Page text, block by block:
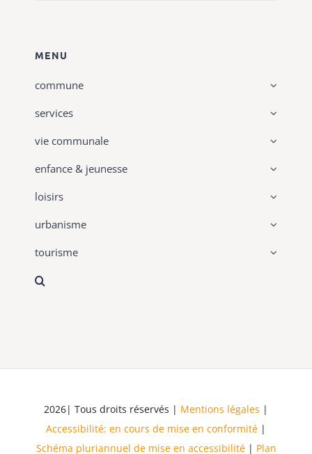
MENU
commune
services
vie communale
enfance & jeunesse
loisirs
urbanisme
tourisme
2026| Tous droits réservés | Mentions légales |
Accessibilité: en cours de mise en conformité |
Schéma pluriannuel de mise en accessibilité | Plan